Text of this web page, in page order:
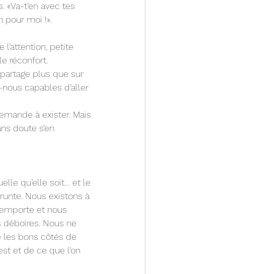
t’en avec tes
pour moi !».
l’attention, petite
réconfort.
plus que sur
capables d’aller
à exister. Mais
doute s’en
qu’elle soit… et le
Nous existons à
et nous
Nous ne
les bons côtés de
et de ce que l’on